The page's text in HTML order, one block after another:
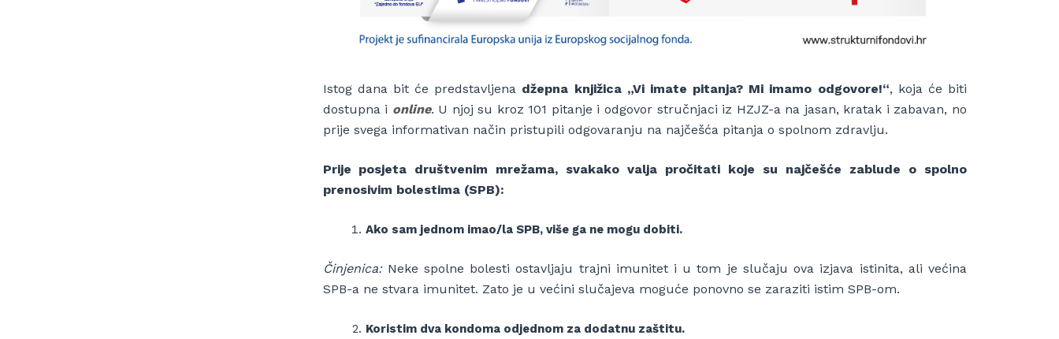
Istog dana bit će predstavljena džepna knjižica „Vi imate pitanja? Mi imamo odgovore!“, koja će biti
dostupna i online. U njoj su kroz 101 pitanje i odgovor stručnjaci iz HZJZ-a na jasan, kratak i zabavan, no
prije svega informativan način pristupili odgovaranju na najčešća pitanja o spolnom zdravlju.
Prije posjeta društvenim mrežama, svakako valja pročitati koje su najčešće zablude o spolno
prenosivim bolestima (SPB):
Ako sam jednom imao/la SPB, više ga ne mogu dobiti.
Činjenica:Neke spolne bolesti ostavljaju trajni imunitet i u tom je slučaju ova izjava istinita, ali većina
SPB-a ne stvara imunitet. Zato je u većini slučajeva moguće ponovno se zaraziti istim SPB-om.
Koristim dva kondoma odjednom za dodatnu zaštitu.